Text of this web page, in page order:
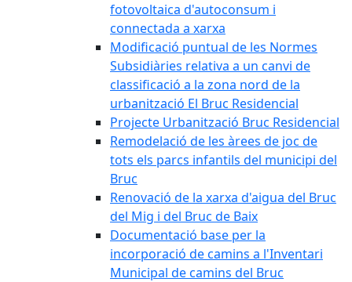
fotovoltaica d'autoconsum i
connectada a xarxa
Modificació puntual de les Normes
Subsidiàries relativa a un canvi de
classificació a la zona nord de la
urbanització El Bruc Residencial
Projecte Urbanització Bruc Residencial
Remodelació de les àrees de joc de
tots els parcs infantils del municipi del
Bruc
Renovació de la xarxa d'aigua del Bruc
del Mig i del Bruc de Baix
Documentació base per la
incorporació de camins a l'Inventari
Municipal de camins del Bruc